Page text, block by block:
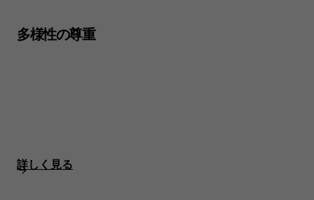
多様性の尊重
詳しく見る